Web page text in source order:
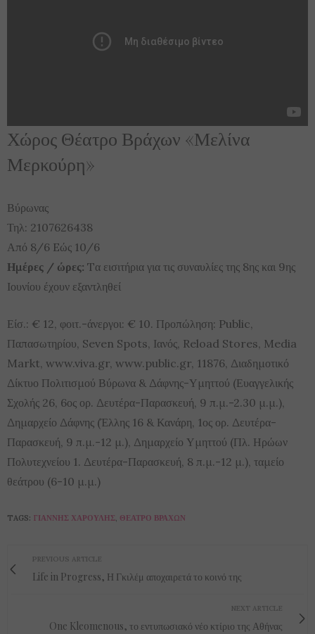
Χώρος Θέατρο Βράχων «Μελίνα
Μερκούρη»
Βύρωνας
Τηλ: 2107626438
Από 8/6 Eώς 10/6
Ημέρες / ώρες: Tα εισιτήρια για τις συναυλίες της 8ης και 9ης
Ιουνίου έχουν εξαντληθεί
Είσ.: € 12, φοιτ.-άνεργοι: € 10. Προπώληση: Public,
Παπασωτηρίου, Seven Spots, Ιανός, Reload Stores, Media
Markt, www.viva.gr, www.public.gr, 11876, Διαδημοτικό
Δίκτυο Πολιτισμού Βύρωνα & Δάφνης-Υμηττού (Ευαγγελικής
Σχολής 26, 6ος ορ. Δευτέρα-Παρασκευή, 9 π.μ.-2.30 μ.μ.),
Δημαρχείο Δάφνης (Έλλης 16 & Κανάρη, 1ος ορ. Δευτέρα-
Παρασκευή, 9 π.μ.-12 μ.), Δημαρχείο Υμηττού (Πλ. Ηρώων
Πολυτεχνείου 1. Δευτέρα-Παρασκευή, 8 π.μ.-12 μ.), ταμείο
θεάτρου (6-10 μ.μ.)
TAGS: ΓΙΆΝΝΗΣ ΧΑΡΟΎΛΗΣ ΘΈΑΤΡΟ ΒΡΆΧΩΝ
PREVIOUS ARTICLE
Life in Progress, Η Γκιλέμ αποχαιρετά το κοινό της
NEXT ARTICLE
One Kleomenous, το εντυπωσιακό νέο κτίριο της Αθήνας